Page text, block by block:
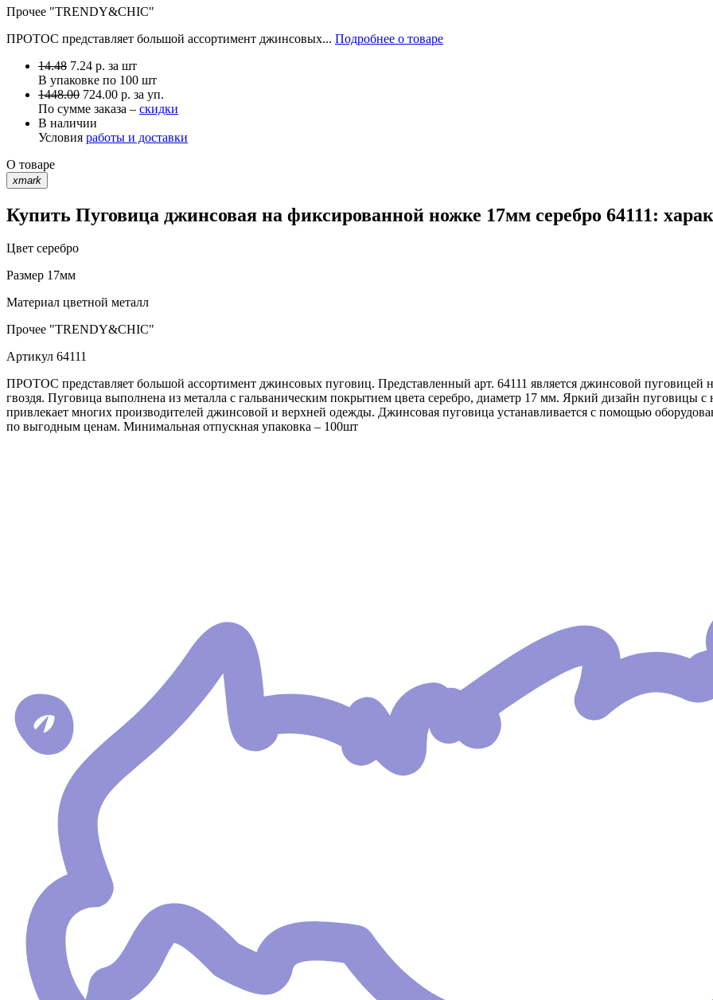
Прочее "TRENDY&CHIC"
ПРОТОС представляет большой ассортимент джинсовых... Подробнее о товаре
14.48 7.24 р. за шт
В упаковке по 100 шт
1448.00 724.00 р. за уп.
По сумме заказа – скидки
В наличии
Условия работы и доставки
О товаре
xmark
Купить Пуговица джинсовая на фиксированной ножке 17мм серебро 64111:
Цвет серебро
Размер 17мм
Материал цветной металл
Прочее "TRENDY&CHIC"
Артикул 64111
ПРОТОС представляет большой ассортимент джинсовых пуговиц. Представленный арт. 64111 является джинсовой
гвоздя. Пуговица выполнена из металла с гальваническим покрытием цвета серебро, диаметр 17 мм. Яркий дизайн
привлекает многих производителей джинсовой и верхней одежды. Джинсовая пуговица устанавливается с помощью
по выгодным ценам. Минимальная отпускная упаковка – 100шт